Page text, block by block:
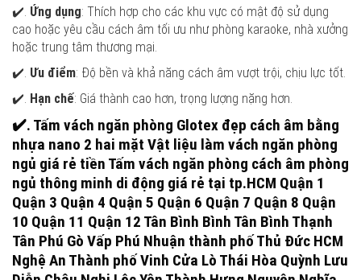
✔️. Ứng dụng: Thích hợp cho các khu vực có mật độ sử dụng
cao hoặc yêu cầu cách âm tối ưu như phòng karaoke, nhà xưởng
hoặc trung tâm thương mại.
✔️. Ưu điểm: Độ bền và khả năng cách âm vượt trội, chịu lực tốt.
✔️. Hạn chế: Giá thành cao hơn, trọng lượng nặng hơn.
✔️. Tấm vách ngăn phòng Glotex đẹp cách âm bằng
nhựa nano 2 hai mặt Vật liệu làm vách ngăn phòng
ngủ giá rẻ tiền Tấm vách ngăn phòng cách âm phòng
ngủ thông minh di động giá rẻ tại tp.HCM Quận 1
Quận 3 Quận 4 Quận 5 Quận 6 Quận 7 Quận 8 Quận
10 Quận 11 Quận 12 Tân Bình Bình Tân Bình Thạnh
Tân Phú Gò Vấp Phú Nhuận thành phố Thủ Đức HCM
Nghệ An Thành phố Vinh Cửa Lò Thái Hòa Quỳnh Lưu